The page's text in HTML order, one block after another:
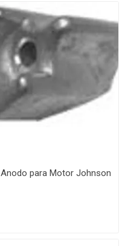
Anodo para Motor Johnson